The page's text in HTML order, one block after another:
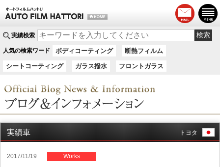
実績検索
人気の検索ワード ボディコーティング 断熱フィルム
シートコーティング ガラス撥水 フロントガラス
実績車 トヨタ
2017/11/19 Works